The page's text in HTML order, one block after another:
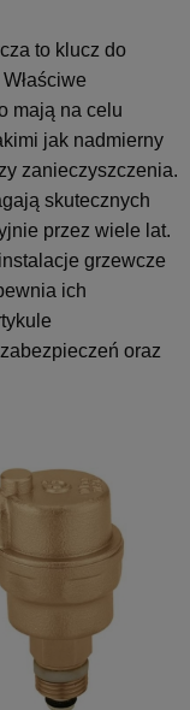
to klucz do
mają na celu
jak nadmierny
zanieczyszczenia.
skutecznych
przez wiele lat.
grzewcze
ich
oraz